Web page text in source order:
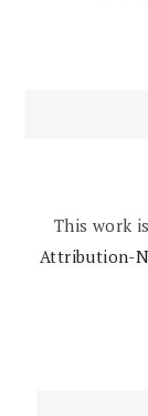
This work
Attribution-